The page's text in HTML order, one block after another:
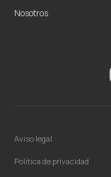
Nosotros
Política de privacidad
Aviso legal